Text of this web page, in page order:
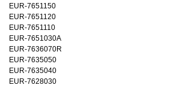
EUR-7651150
EUR-7651120
EUR-7651110
EUR-7651030A
EUR-7636070R
EUR-7635050
EUR-7635040
EUR-7628030